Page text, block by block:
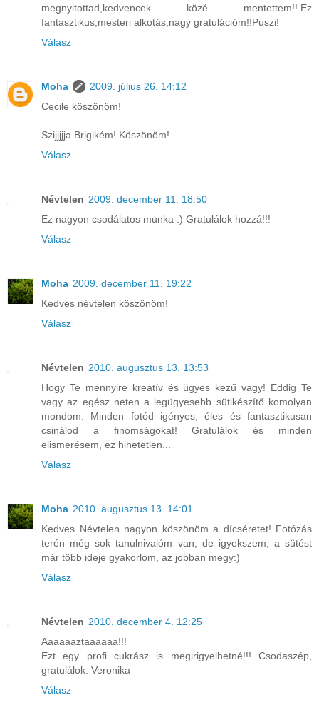
megnyitottad,kedvencek közé mentettem!!.Ez
fantasztikus,mesteri alkotás,nagy gratulációm!!Puszi!
Válasz
Moha
2009. július 26. 14:12
Cecile köszönöm!
Szijjjjja Brigikém! Köszönöm!
Válasz
Névtelen 2009. december 11. 18:50
Ez nagyon csodálatos munka :) Gratulálok hozzá!!!
Válasz
Moha 2009. december 11. 19:22
Kedves névtelen köszönöm!
Válasz
Névtelen 2010. augusztus 13. 13:53
Hogy Te mennyire kreatív és ügyes kezű vagy! Eddig Te
vagy az egész neten a legügyesebb sütikészítő komolyan
mondom. Minden fotód igényes, éles és fantasztikusan
csinálod a finomságokat! Gratulálok és minden
elismerésem, ez hihetetlen...
Válasz
Moha 2010. augusztus 13. 14:01
Kedves Névtelen nagyon köszönöm a dícséretet! Fotózás
terén még sok tanulnivalóm van, de igyekszem, a sütést
már több ideje gyakorlom, az jobban megy:)
Válasz
Névtelen 2010. december 4. 12:25
Aaaaaaztaaaaaa!!!
Ezt egy profi cukrász is megirigyelhetné!!! Csodaszép,
gratulálok. Veronika
Válasz